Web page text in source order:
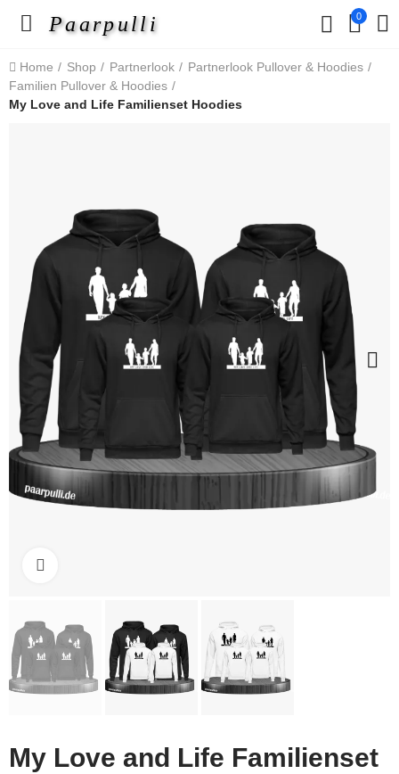
Paarpulli 0
Home Shop Partnerlook
Partnerlook Pullover & Hoodies
Familien Pullover & Hoodies
My Love and Life Familienset Hoodies
My Love and Life Familienset